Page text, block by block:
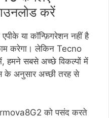
करें
या कॉन्फ़िगरेशन नहीं है
करेगा। लेकिन Tecno
हमने सबसे अच्छे विकल्पों में
के अनुसार अच्छी तरह से
को पसंद करते